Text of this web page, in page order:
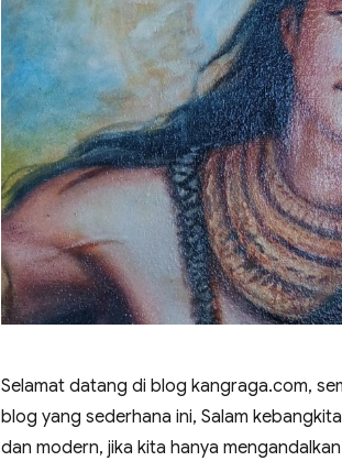
Selamat datang di blog kangraga.com,
blog yang sederhana ini, Salam
dan modern, jika kita hanya